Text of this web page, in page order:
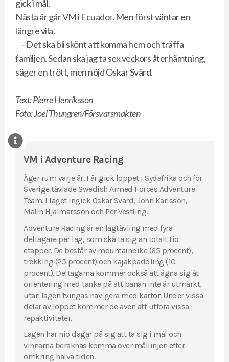
gick i mål.
Nästa år går VM i Ecuador. Men först väntar en
längre vila.
– Det ska bli skönt att komma hem och träffa
familjen. Sedan ska jag ta sex veckors återhämtning,
säger en trött, men nöjd Oskar Svärd.
Text: Pierre Henriksson
Foto: Joel Thungren/Försvarsmakten
VM i Adventure Racing
Äger rum varje år. I år gick loppet i Sydafrika och för
Sverige tävlade Swedish Armed Forces Adventure
Team. I laget ingick Oskar Svärd, John Karlsson,
Malin Hjalmarsson och Per Vestling.
Adventure Racing är en lagtävling med fyra
deltagare per lag, som ska ta sig an totalt tio
etapper. De består av mountainbike (65 procent),
trekking (25 procent) och kajakpaddling (10
procent). Deltagarna kommer också att ägna sig åt
orientering med tanke på att banan inte är utmärkt,
utan lagen tvingas navigera med kartor. Under vissa
delar av loppet kommer de även att utföra vissa
repaktiviteter.
Lagen har nio dagar på sig att ta sig i mål och
vinnarna beräknas komma över mållinjen efter
omkring halva tiden.